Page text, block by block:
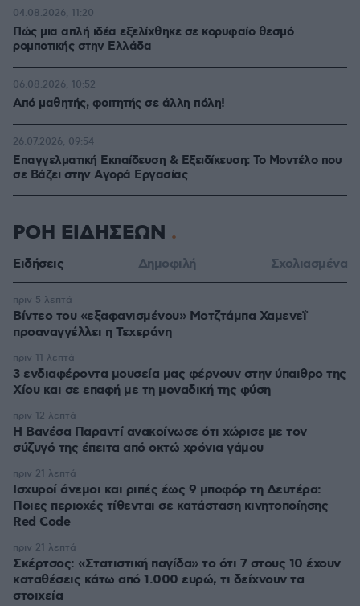
Πώς μια απλή ιδέα εξελίχθηκε σε κορυφαίο θεσμό
ρομποτικής στην Ελλάδα
04.08.2026, 11:20
Από μαθητής, φοιτητής σε άλλη πόλη!
06.08.2026, 10:52
Επαγγελματική Εκπαίδευση & Εξειδίκευση: Το Mοντέλο που
σε Bάζει στην Aγορά Eργασίας
26.07.2026, 09:54
ΡΟΗ ΕΙΔΗΣΕΩΝ
Ειδήσεις Δημοφιλή Σχολιασμένα
Βίντεο του «εξαφανισμένου» Μοτζτάμπα Χαμενεΐ
προαναγγέλλει η Τεχεράνη
πριν 5 λεπτά
3 ενδιαφέροντα μουσεία μας φέρνουν στην ύπαιθρο της
Χίου και σε επαφή με τη μοναδική της φύση
πριν 11 λεπτά
Η Βανέσα Παραντί ανακοίνωσε ότι χώρισε με τον
σύζυγό της έπειτα από οκτώ χρόνια γάμου
πριν 12 λεπτά
Ισχυροί άνεμοι και ριπές έως 9 μποφόρ τη Δευτέρα:
Ποιες περιοχές τίθενται σε κατάσταση κινητοποίησης
Red Code
πριν 21 λεπτά
Σκέρτσος: «Στατιστική παγίδα» το ότι 7 στους 10 έχουν
καταθέσεις κάτω από 1.000 ευρώ, τι δείχνουν τα
στοιχεία
πριν 21 λεπτά